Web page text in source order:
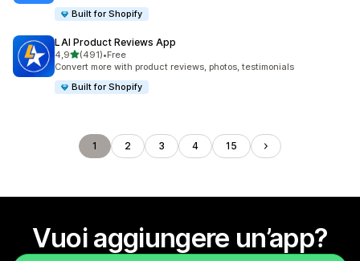
Built for Shopify
LAI Product Reviews App
4,9stelle su 5
(491)
491 recensioni totali
•Free
Convert more with product reviews, photos, testimonials
Built for Shopify
1 2 3 4 15
Vuoi aggiungere un’app?